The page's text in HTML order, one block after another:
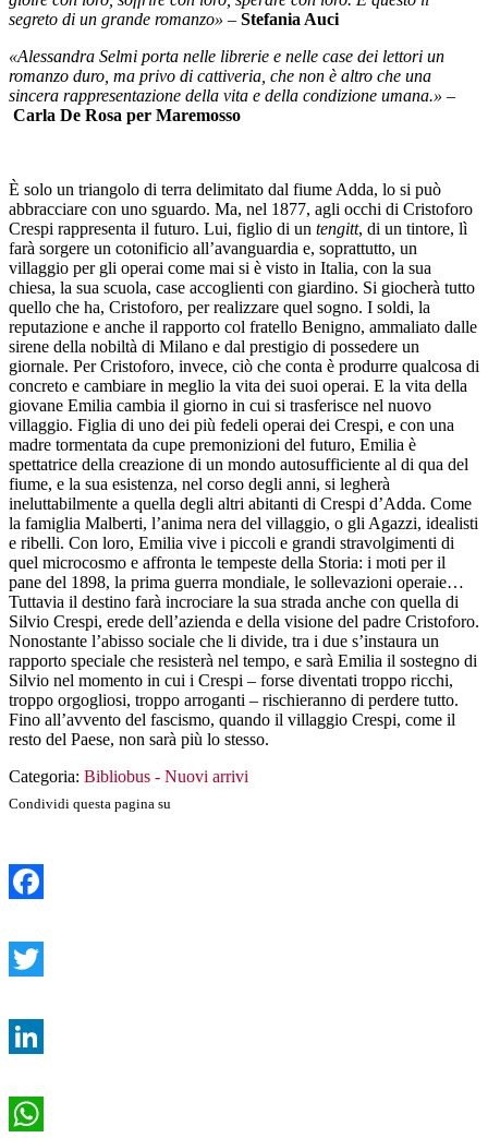
segreto di un grande romanzo» – Stefania Auci
«Alessandra Selmi porta nelle librerie e nelle case dei lettori un
romanzo duro, ma privo di cattiveria, che non è altro che una
sincera rappresentazione della vita e della condizione umana.» –
Carla De Rosa per Maremosso
È solo un triangolo di terra delimitato dal fiume Adda, lo si può
abbracciare con uno sguardo. Ma, nel 1877, agli occhi di Cristoforo
Crespi rappresenta il futuro. Lui, figlio di un tengitt, di un tintore, lì
farà sorgere un cotonificio all’avanguardia e, soprattutto, un
villaggio per gli operai come mai si è visto in Italia, con la sua
chiesa, la sua scuola, case accoglienti con giardino. Si giocherà tutto
quello che ha, Cristoforo, per realizzare quel sogno. I soldi, la
reputazione e anche il rapporto col fratello Benigno, ammaliato dalle
sirene della nobiltà di Milano e dal prestigio di possedere un
giornale. Per Cristoforo, invece, ciò che conta è produrre qualcosa di
concreto e cambiare in meglio la vita dei suoi operai. E la vita della
giovane Emilia cambia il giorno in cui si trasferisce nel nuovo
villaggio. Figlia di uno dei più fedeli operai dei Crespi, e con una
madre tormentata da cupe premonizioni del futuro, Emilia è
spettatrice della creazione di un mondo autosufficiente al di qua del
fiume, e la sua esistenza, nel corso degli anni, si legherà
ineluttabilmente a quella degli altri abitanti di Crespi d’Adda. Come
la famiglia Malberti, l’anima nera del villaggio, o gli Agazzi, idealisti
e ribelli. Con loro, Emilia vive i piccoli e grandi stravolgimenti di
quel microcosmo e affronta le tempeste della Storia: i moti per il
pane del 1898, la prima guerra mondiale, le sollevazioni operaie…
Tuttavia il destino farà incrociare la sua strada anche con quella di
Silvio Crespi, erede dell’azienda e della visione del padre Cristoforo.
Nonostante l’abisso sociale che li divide, tra i due s’instaura un
rapporto speciale che resisterà nel tempo, e sarà Emilia il sostegno di
Silvio nel momento in cui i Crespi – forse diventati troppo ricchi,
troppo orgogliosi, troppo arroganti – rischieranno di perdere tutto.
Fino all’avvento del fascismo, quando il villaggio Crespi, come il
resto del Paese, non sarà più lo stesso.
Categoria: Bibliobus - Nuovi arrivi
Condividi questa pagina su